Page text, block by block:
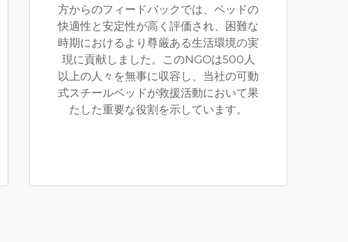
方からのフィードバックでは、ベッドの
快適性と安定性が高く評価され、困難な
時期におけるより尊厳ある生活環境の実
現に貢献しました。このNGOは500人
以上の人々を無事に収容し、当社の可動
式スチールベッドが救援活動において果
たした重要な役割を示しています。